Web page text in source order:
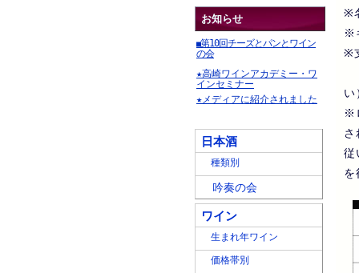
お知らせ
■第10回チーズとパンとワイン
の会
★高崎ワインアカデミー・ワ
インセミナー
★メディアに紹介されました
日本酒
種類別
吟奏の会
ワイン
生まれ年ワイン
価格帯別
※
※
※
い
※
さ
従
を